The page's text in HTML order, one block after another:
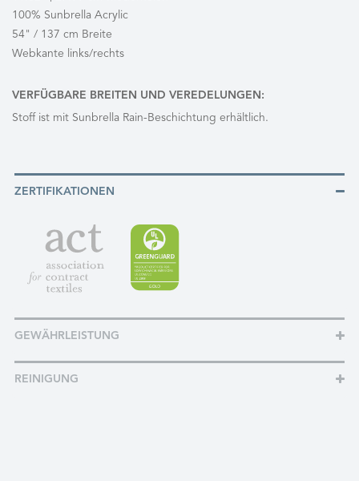
100% Sunbrella Acrylic
54" / 137 cm Breite
Webkante links/rechts
VERFÜGBARE BREITEN UND VEREDELUNGEN:
Stoff ist mit Sunbrella Rain-Beschichtung erhältlich.
ZERTIFIKATIONEN
GEWÄHRLEISTUNG
REINIGUNG